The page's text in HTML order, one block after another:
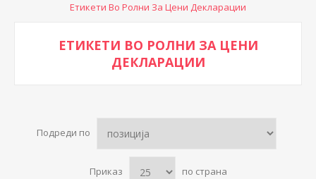
Етикети Во Ролни За Цени Декларации
ЕТИКЕТИ ВО РОЛНИ ЗА ЦЕНИ
ДЕКЛАРАЦИИ
Подреди по
Приказ по страна